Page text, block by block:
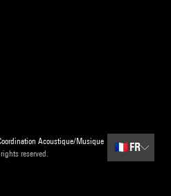
Acoustique/Musique
reserved.
🇫🇷 FR